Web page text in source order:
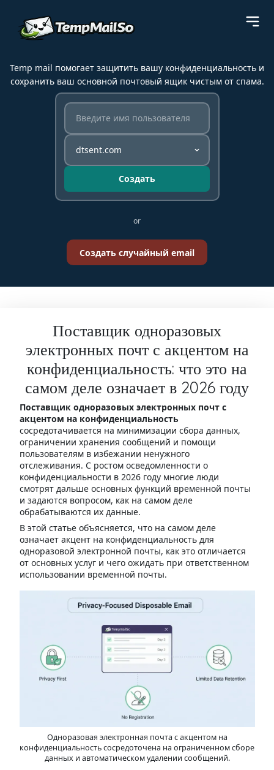
Temp mail помогает защитить вашу конфиденциальность и
сохранить ваш основной почтовый ящик чистым от спама.
Создать
or
Создать случайный email
Поставщик одноразовых
электронных почт с акцентом на
конфиденциальность: что это на
самом деле означает в 2026 году
Поставщик одноразовых электронных почт с
акцентом на конфиденциальность
сосредотачивается на минимизации сбора данных,
ограничении хранения сообщений и помощи
пользователям в избежании ненужного
отслеживания. С ростом осведомленности о
конфиденциальности в 2026 году многие люди
смотрят дальше основных функций временной почты
и задаются вопросом, как на самом деле
обрабатываются их данные.
В этой статье объясняется, что на самом деле
означает акцент на конфиденциальность для
одноразовой электронной почты, как это отличается
от основных услуг и чего ожидать при ответственном
использовании временной почты.
Одноразовая электронная почта с акцентом на
конфиденциальность сосредоточена на ограниченном сборе
данных и автоматическом удалении сообщений.